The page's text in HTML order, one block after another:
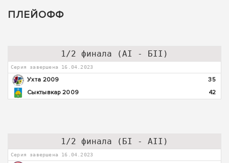
ПЛЕЙОФФ
1/2 финала (АI - БII)
Серия завершена 16.04.2023
Ухта 2009
35
Сыктывкар 2009
42
1/2 финала (БI - АII)
Серия завершена 16.04.2023